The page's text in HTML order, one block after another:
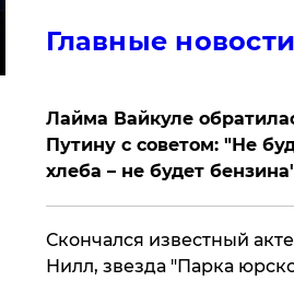
Главные новости
Лайма Вайкуле
Путину с советом: "Не
хлеба – не будет
Скончался известный
Нилл, звезда "Парка